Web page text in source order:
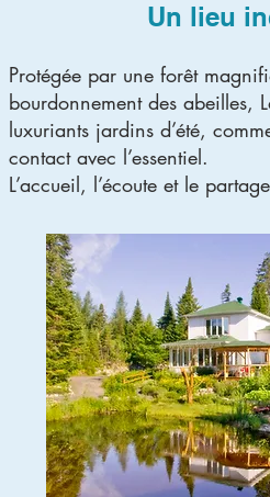
Un lieu
Protégée par une forêt
bourdonnement des abeilles,
luxuriants jardins d’été,
contact avec l’essentiel.
L’accueil, l’écoute et le